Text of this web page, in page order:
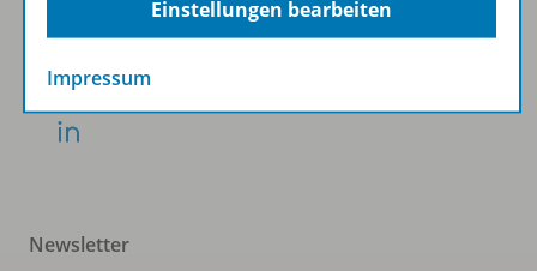
KLV:
Newsletter
Einstellungen bearbeiten
Impressum